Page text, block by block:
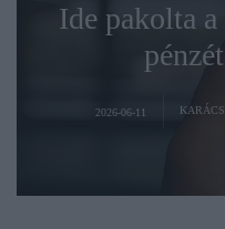
Ide pakolta
2026-06-11